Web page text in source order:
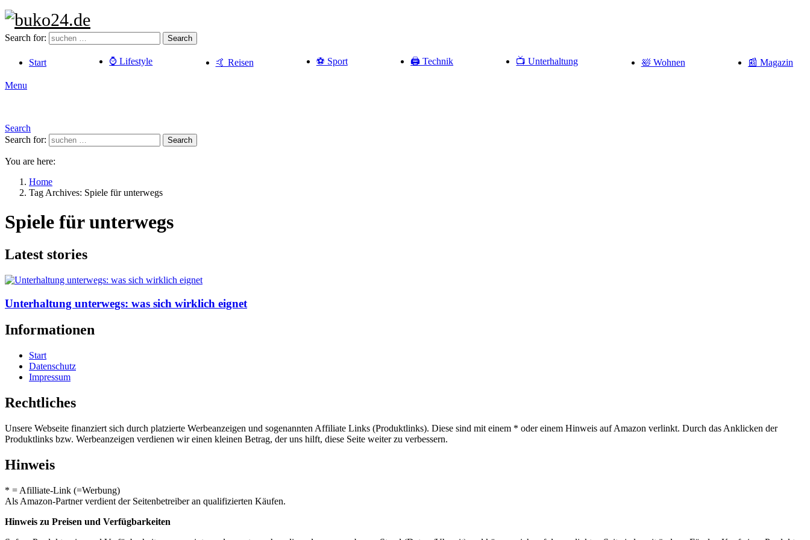
Search for: Search
Start ⌚️ Lifestyle 🤙 Reisen ⚽️ Sport 🖨️ Technik 📺 Unterhaltung 🛀 Wohnen 📰 Magazin
Menu
Search
Search for:
Search
You are here:
Home
Tag Archives: Spiele für unterwegs
Spiele für unterwegs
Latest stories
Unterhaltung unterwegs: was sich wirklich eignet
Informationen
Start
Datenschutz
Impressum
Rechtliches
Unsere Webseite finanziert sich durch platzierte Werbeanzeigen und sogenannten Affiliate Links (Produktlinks). Diese sind mit einem * oder einem Hinweis auf Amazon verlinkt. Durch das Anklicken der
Produktlinks bzw. Werbeanzeigen verdienen wir einen kleinen Betrag, der uns hilft, diese Seite weiter zu verbessern.
Hinweis
* = Afilliate-Link (=Werbung)
Als Amazon-Partner verdient der Seitenbetreiber an qualifizierten Käufen.
Hinweis zu Preisen und Verfügbarkeiten